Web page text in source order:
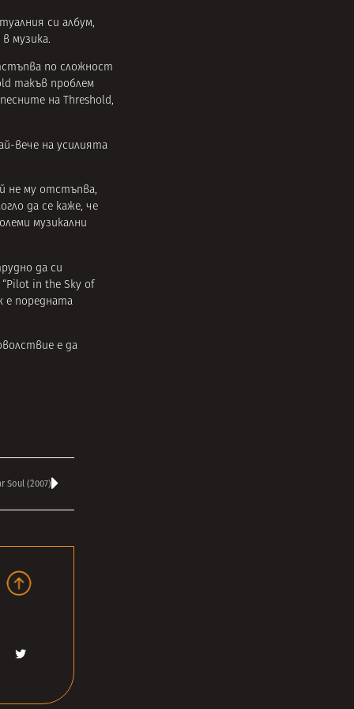
си албум,
музика.
по сложност
такъв проблем
на Threshold,
вече на усилията
не му отстъпва,
да се каже, че
музикални
да си
in the Sky of
е поредната
е да
Soul (2007)